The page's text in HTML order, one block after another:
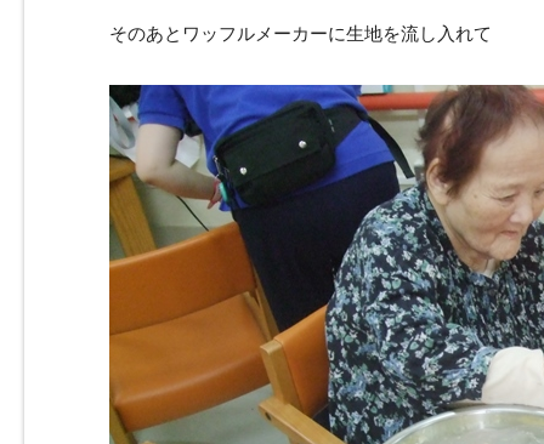
そのあとワッフルメーカーに生地を流し入れて